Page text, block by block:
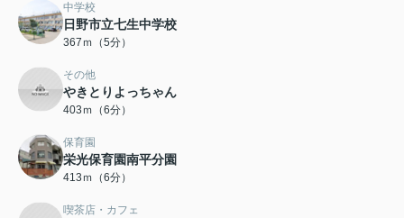
中学校
日野市立七生中学校
367ｍ（5分）
その他
やきとりよっちゃん
403ｍ（6分）
保育園
栄光保育園南平分園
413ｍ（6分）
喫茶店・カフェ